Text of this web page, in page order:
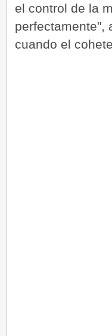
el control de la
perfectamente",
cuando el